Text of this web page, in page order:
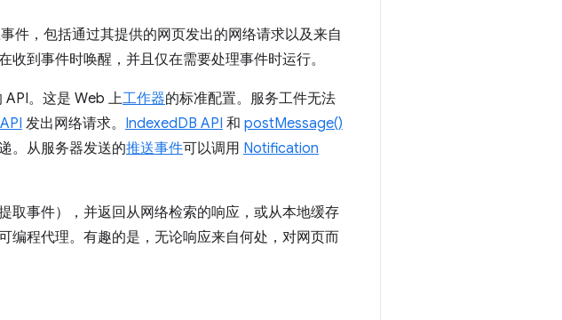
件，包括通过其提供的网页发出的网络请求以及来自
到事件时唤醒，并且仅在需要处理事件时运行。
API。这是 Web 上工作器的标准配置。服务工件无法
发出网络请求。 IndexedDB API 和 postMessage()
。从服务器发送的推送事件可以调用 Notification
取事件），并返回从网络检索的响应，或从本地缓存
编程代理。有趣的是，无论响应来自何处，对网页而